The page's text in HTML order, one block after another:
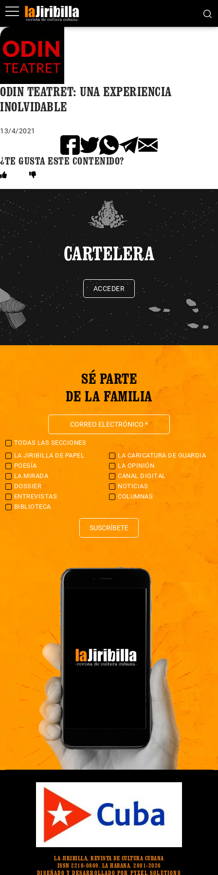
ODIN TEATRET: UNA EXPERIENCIA
INOLVIDABLE
13/4/2021
¿TE GUSTA ESTE CONTENIDO?
CARTELERA
ACCEDER
SÉ PARTE
DE LA FAMILIA
TODAS LAS SECCIONES
LA JIRIBILLA DE PAPEL
LA CARICATURA DE GUARDIA
POESÍA
LA OPINIÓN
LA MIRADA
CANAL DIGITAL
DOSSIER
NOTICIAS
ENTREVISTAS
COLUMNAS
BIBLIOTECA
SUSCRÍBETE
LA JIRIBILLA, REVISTA DE CULTURA CUBANA
ISSN 2218-0869. LA HABANA. 2001-2026
DISEÑADO Y DESARROLLADO POR PYXEL SOLUTIONS